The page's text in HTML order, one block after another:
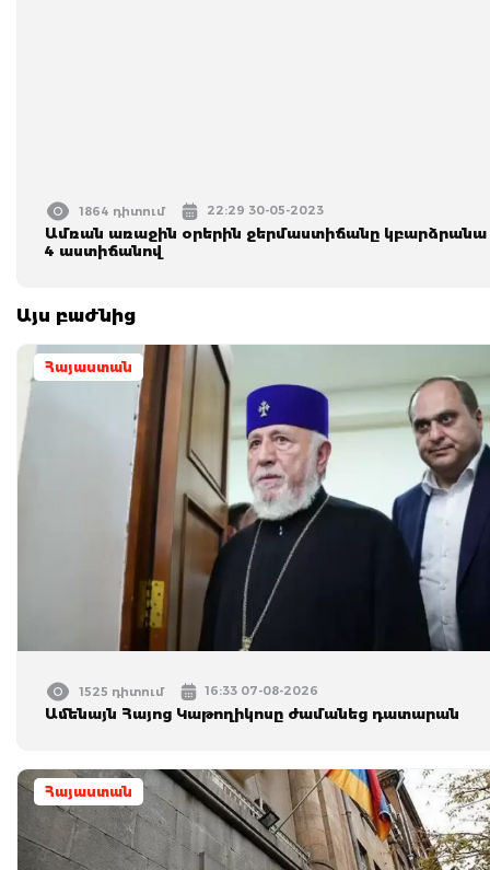
1864 դիտում 22:29 30-05-2023
Ամռան առաջին օրերին ջերմաստիճանը կբարձրանա
4 աստիճանով
Այս բաժնից
Հայաստան
1525 դիտում 16:33 07-08-2026
Ամենայն Հայոց Կաթողիկոսը ժամանեց դատարան
Հայաստան